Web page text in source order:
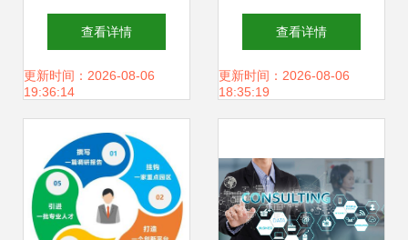
设备闲置，技术短
板成致命伤
查看详情
更新时间：2026-08-06
19:36:14
息咨询服务中心的
构建与实践——技
创新
查看详情
更新时间：2026-08-06
18:35:19